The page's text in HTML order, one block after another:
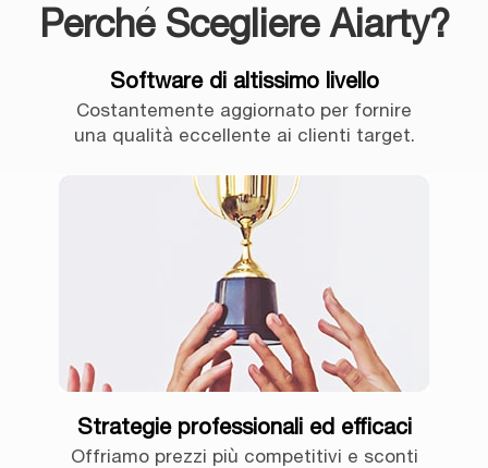
Perché Scegliere Aiarty?
Software di altissimo livello
Costantemente aggiornato per fornire
una qualità eccellente ai clienti target.
Strategie professionali ed efficaci
Offriamo prezzi più competitivi e sconti